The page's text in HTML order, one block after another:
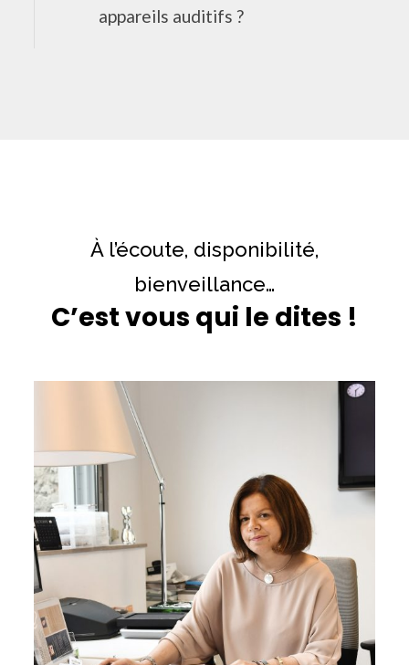
appareils auditifs ?
À l’écoute, disponibilité,
bienveillance…
C’est vous qui le dites !